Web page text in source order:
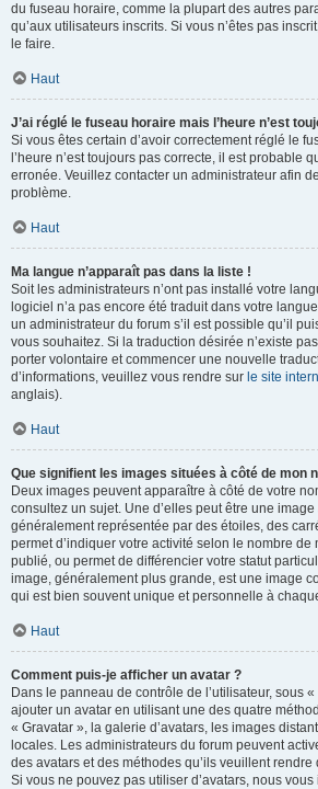
du fuseau horaire, comme la plupart des autres
qu’aux utilisateurs inscrits. Si vous n’êtes pas
le faire.
Haut
J’ai réglé le fuseau horaire mais l’heure n’est
Si vous êtes certain d’avoir correctement réglé le
l’heure n’est toujours pas correcte, il est probable
erronée. Veuillez contacter un administrateur afin
problème.
Haut
Ma langue n’apparaît pas dans la liste !
Soit les administrateurs n’ont pas installé votre
logiciel n’a pas encore été traduit dans votre
un administrateur du forum s’il est possible qu’il
vous souhaitez. Si la traduction désirée n’existe
porter volontaire et commencer une nouvelle
d’informations, veuillez vous rendre sur le site
anglais).
Haut
Que signifient les images situées à côté de mon
Deux images peuvent apparaître à côté de votre
consultez un sujet. Une d’elles peut être une
généralement représentée par des étoiles, des
permet d’indiquer votre activité selon le nombre
publié, ou permet de différencier votre statut
image, généralement plus grande, est une image
qui est bien souvent unique et personnelle à
Haut
Comment puis-je afficher un avatar ?
Dans le panneau de contrôle de l’utilisateur, sous
ajouter un avatar en utilisant une des quatre
« Gravatar », la galerie d’avatars, les images
locales. Les administrateurs du forum peuvent
des avatars et des méthodes qu’ils veuillent
Si vous ne pouvez pas utiliser d’avatars, nous